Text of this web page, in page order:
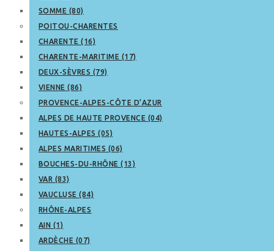
SOMME (80)
POITOU-CHARENTES
CHARENTE (16)
CHARENTE-MARITIME (17)
DEUX-SÈVRES (79)
VIENNE (86)
PROVENCE-ALPES-CÔTE D’AZUR
ALPES DE HAUTE PROVENCE (04)
HAUTES-ALPES (05)
ALPES MARITIMES (06)
BOUCHES-DU-RHÔNE (13)
VAR (83)
VAUCLUSE (84)
RHÔNE-ALPES
AIN (1)
ARDÈCHE (07)